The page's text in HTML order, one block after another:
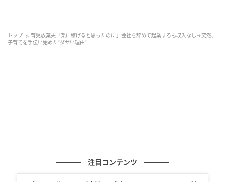
トップ
育児放棄夫「楽に稼げると思ったのに」会社を辞めて起業するも収入なし→突然、
子育てを手伝い始めた“ダサい理由”
注目コンテンツ